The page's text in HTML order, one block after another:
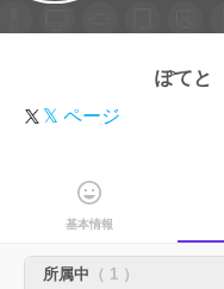
ぽてと
𝕏 ページ
基本情報
所属中 （ 1 ）